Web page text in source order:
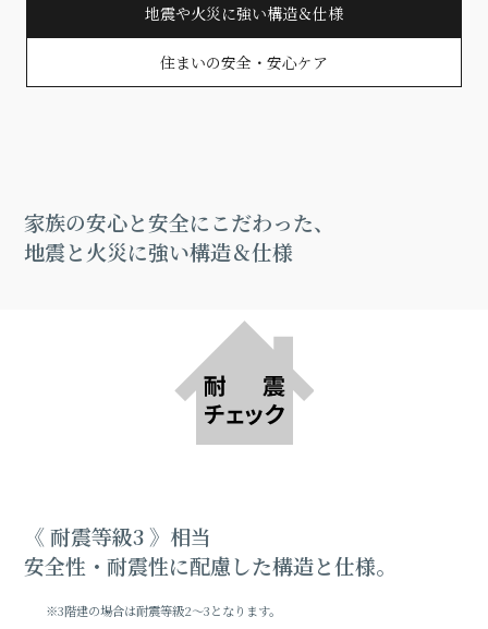
地震や火災に強い構造＆仕様
住まいの安全・安心ケア
家族の安心と安全にこだわった、
地震と火災に強い構造＆仕様
《 耐震等級3 》相当
安全性・耐震性に配慮した構造と仕様。
※3階建の場合は耐震等級2～3となります。